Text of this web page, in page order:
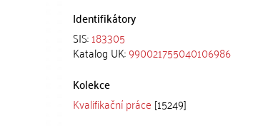
Identifikátory
SIS:183305
Katalog UK:990021755040106986
Kolekce
Kvalifikační práce [15249]